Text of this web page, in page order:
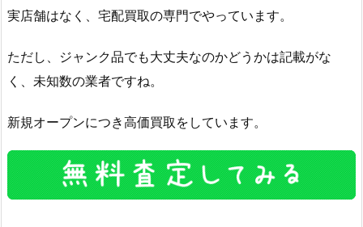
実店舗はなく、宅配買取の専門でやっています。
ただし、ジャンク品でも大丈夫なのかどうかは記載がな
く、未知数の業者ですね。
新規オープンにつき高価買取をしています。